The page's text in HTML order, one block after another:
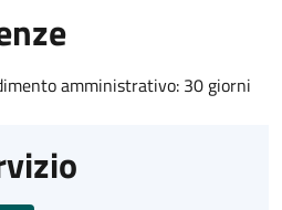
amministrativo: 30 giorni